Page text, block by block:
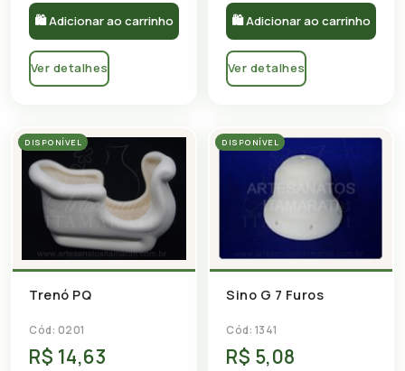
🛍 Adicionar ao carrinho
Ver detalhes
🛍 Adicionar ao carrinho
Ver detalhes
DISPONÍVEL
Trenó PQ
Cód: 0201
R$ 14,63
DISPONÍVEL
Sino G 7 Furos
Cód: 1341
R$ 5,08